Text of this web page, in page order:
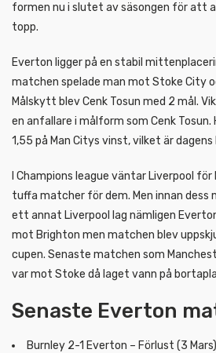
formen nu i slutet av säsongen för att
topp.
Everton ligger på en stabil
matchen spelade man mot Stoke City
Målskytt blev Cenk Tosun med 2 mål.
en anfallare i målform som Cenk Tosun.
1,55 på Man Citys vinst, vilket är dagens
I Champions league väntar Liverpool
tuffa matcher för dem. Men innan dess
ett annat Liverpool lag nämligen
mot Brighton men matchen blev
cupen. Senaste matchen som
var mot Stoke då laget vann på
Senaste Everton
Burnley 2-1 Everton – Förlust (3 Mars)